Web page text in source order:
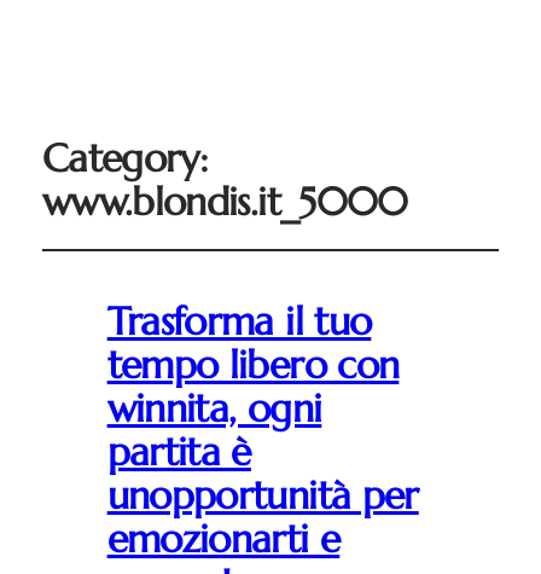
Category:
www.blondis.it_5000
Trasforma il tuo
tempo libero con
winnita, ogni
partita è
unopportunità per
emozionarti e